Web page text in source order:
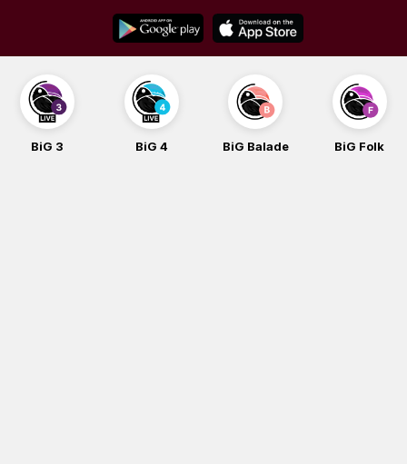
content
BiG 4 BiG Balade BiG Folk BiG iG